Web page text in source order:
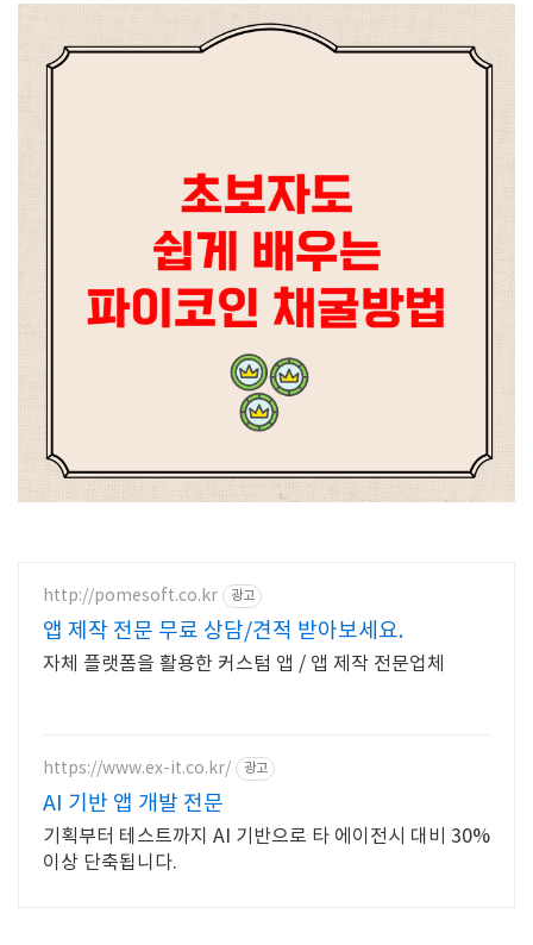
http://pomesoft.co.kr 광고
앱 제작 전문 무료 상담/견적 받아보세요.
자체 플랫폼을 활용한 커스텀 앱 / 앱 제작 전문업체
https://www.ex-it.co.kr/ 광고
AI 기반 앱 개발 전문
기획부터 테스트까지 AI 기반으로 타 에이전시 대비 30%
이상 단축됩니다.